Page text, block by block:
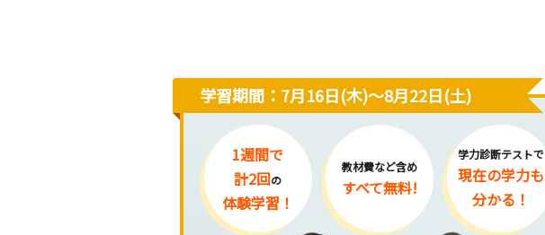
学習期間：7月16日(木)〜8月22日(土)
1週間で
計2回の
体験学習！
教材費など含め
すべて無料!
学力診断テストで
現在の学力も
分かる！